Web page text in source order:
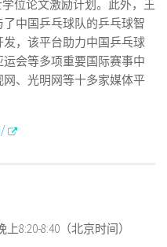
位论文激励计划。此外，王
中国乒乓球队的乒乓球智
，该平台助力中国乒乓球
会等多项重要国际赛事中
、光明网等十多家媒体平
8:20-8:40（北京时间）